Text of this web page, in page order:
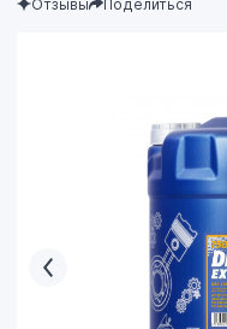
Отзывы Поделиться